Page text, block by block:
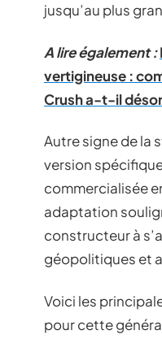
jusqu’au plus
A lire également :
vertigineuse :
Crush a-t-il
Autre signe de la
version
commercialisée
adaptation
constructeur à
géopolitiques et
Voici les
pour cette